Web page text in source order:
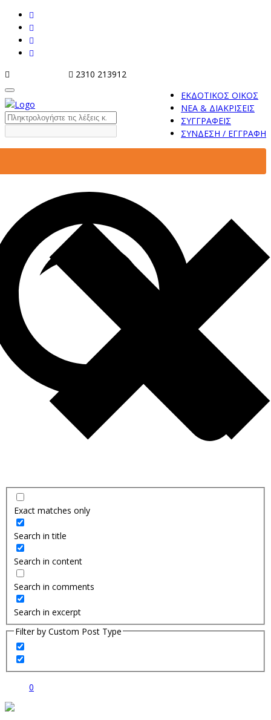
2310 213912
ΕΚΔΟΤΙΚΟΣ ΟΙΚΟΣ
ΝΕΑ & ΔΙΑΚΡΙΣΕΙΣ
ΣΥΓΓΡΑΦΕΙΣ
ΣΥΝΔΕΣΗ / ΕΓΓΡΑΦΗ
Exact matches only
Search in title
Search in content
Search in comments
Search in excerpt
Filter by Custom Post Type
0